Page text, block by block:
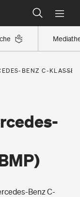
BENZ C-KLASSE
Benz C-